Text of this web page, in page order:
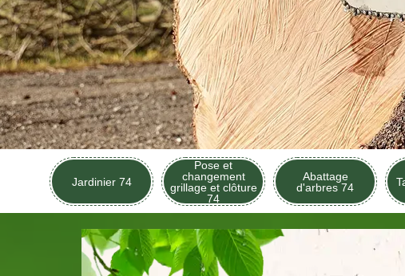
Jardinier 74
Pose et
changement
grillage et clôture
74
Abattage
d'arbres 74